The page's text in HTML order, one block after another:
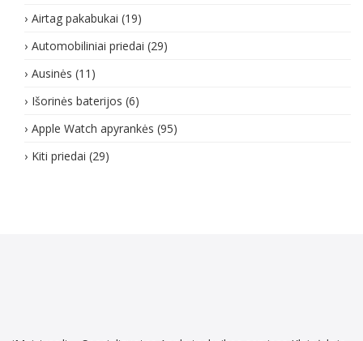
Airtag pakabukai (19)
Automobiliniai priedai (29)
Ausinės (11)
Išorinės baterijos (6)
Apple Watch apyrankės (95)
Kiti priedai (29)